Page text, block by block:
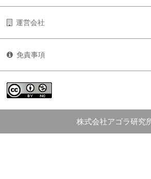
運営会社
免責事項
株式会社アゴラ研究